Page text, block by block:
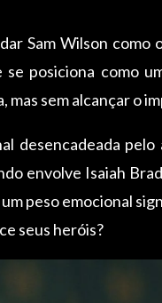
Sam Wilson
se posiciona como
sem alcançar o
desencadeada
envolve Isaiah
peso emocional
seus heróis?